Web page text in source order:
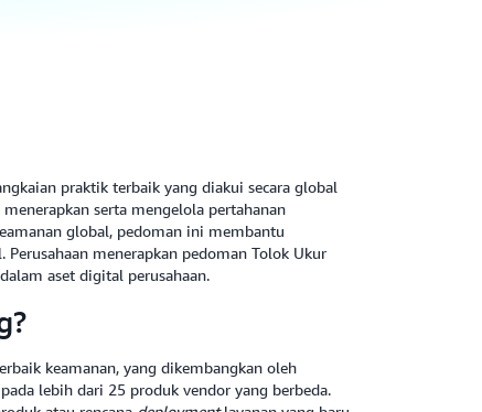
praktik terbaik yang diakui secara global
serta mengelola pertahanan
global, pedoman ini membantu
menerapkan pedoman Tolok Ukur
aset digital perusahaan.
keamanan, yang dikembangkan oleh
pada lebih dari 25 produk vendor yang berbeda.